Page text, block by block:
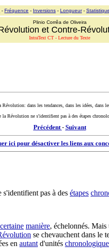
- Fréquence - Inversions - Longueur-
Plinio Corrêa de Oliveira
et Contre-
IntraText CT - Lecture du Texte
dans les tendances, dans les idées, dans
la Révolution ne s'identifient pas à des étapes
Précédent- Suivant
ici pour désactiver les liens aux
s'identifient pas à des étapes
certaine manière, échelonnés. Mais
se chevauchent dans le
en autant d'unités